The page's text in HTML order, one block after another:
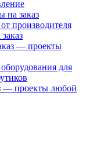
на заказ
производителя
— проекты
для
— проекты любой